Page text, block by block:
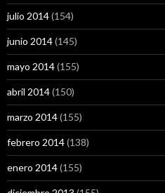
julio 2014(154)
junio 2014(145)
mayo 2014(155)
abril 2014(150)
marzo 2014(155)
febrero 2014(138)
enero 2014(155)